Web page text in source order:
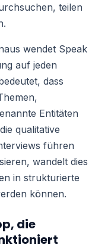
teilen
wendet Speak
auf jeden
dass
Entitäten
qualitative
führen
wandelt dies
in strukturierte
können.
die